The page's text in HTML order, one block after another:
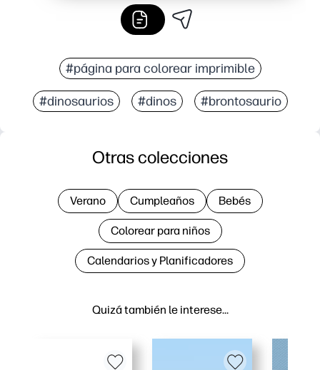
#página para colorear imprimible
#dinosaurios #dinos #brontosaurio
Quizá también le interese…
Otras colecciones
Verano Cumpleaños Bebés
Colorear para niños
Calendarios y Planificadores